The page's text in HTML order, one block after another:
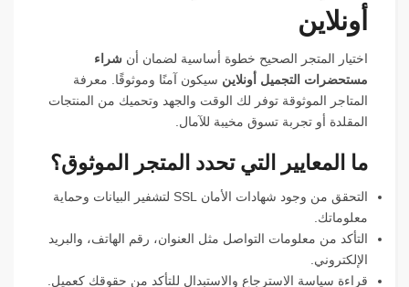
أونلاين
اختيار المتجر الصحيح خطوة أساسية لضمان أن شراء
مستحضرات التجميل أونلاين سيكون آمنًا وموثوقًا. معرفة
المتاجر الموثوقة توفر لك الوقت والجهد وتحميك من المنتجات
المقلدة أو تجربة تسوق مخيبة للآمال.
ما المعايير التي تحدد المتجر الموثوق؟
التحقق من وجود شهادات الأمان SSL لتشفير البيانات وحماية
معلوماتك.
التأكد من معلومات التواصل مثل العنوان، رقم الهاتف، والبريد
الإلكتروني.
قراءة سياسة الاسترجاع والاستبدال للتأكد من حقوقك كعميل.